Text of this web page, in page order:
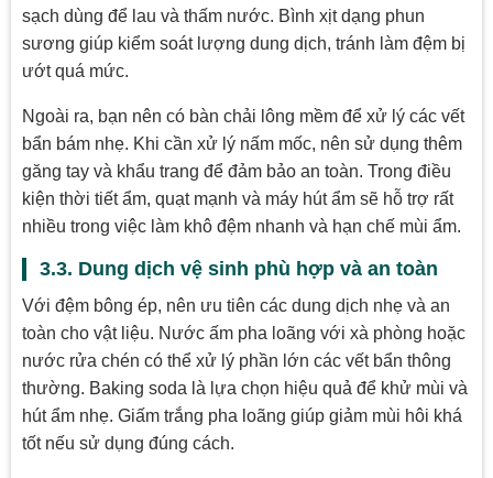
sạch dùng để lau và thấm nước. Bình xịt dạng phun
sương giúp kiểm soát lượng dung dịch, tránh làm đệm bị
ướt quá mức.
Ngoài ra, bạn nên có bàn chải lông mềm để xử lý các vết
bẩn bám nhẹ. Khi cần xử lý nấm mốc, nên sử dụng thêm
găng tay và khẩu trang để đảm bảo an toàn. Trong điều
kiện thời tiết ẩm, quạt mạnh và máy hút ẩm sẽ hỗ trợ rất
nhiều trong việc làm khô đệm nhanh và hạn chế mùi ẩm.
3.3. Dung dịch vệ sinh phù hợp và an toàn
Với đệm bông ép, nên ưu tiên các dung dịch nhẹ và an
toàn cho vật liệu. Nước ấm pha loãng với xà phòng hoặc
nước rửa chén có thể xử lý phần lớn các vết bẩn thông
thường. Baking soda là lựa chọn hiệu quả để khử mùi và
hút ẩm nhẹ. Giấm trắng pha loãng giúp giảm mùi hôi khá
tốt nếu sử dụng đúng cách.